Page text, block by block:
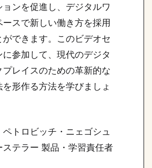
ンを促進し、デジタルワ
ースで新しい働き方を採用
できます。このビデオセ
に参加して、現代のデジタ
プレイスのための革新的な
形作る方法を学びましょ
トロビッチ・ニェゴシュ
ステラー 製品・学習責任者